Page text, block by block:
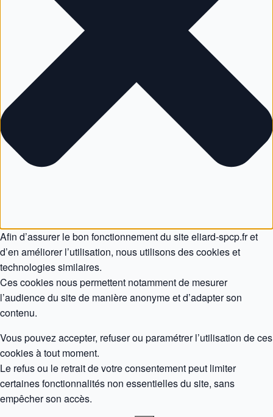
Afin d’assurer le bon fonctionnement du site eliard-spcp.fr et
d’en améliorer l’utilisation, nous utilisons des cookies et
technologies similaires.
Ces cookies nous permettent notamment de mesurer
l’audience du site de manière anonyme et d’adapter son
contenu.
Vous pouvez accepter, refuser ou paramétrer l’utilisation de ces
cookies à tout moment.
Le refus ou le retrait de votre consentement peut limiter
certaines fonctionnalités non essentielles du site, sans
empêcher son accès.